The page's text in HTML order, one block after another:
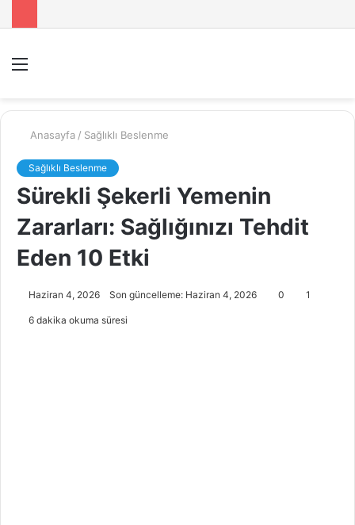
...
Anasayfa / Sağlıklı Beslenme
Sağlıklı Beslenme
Sürekli Şekerli Yemenin
Zararları: Sağlığınızı Tehdit
Eden 10 Etki
Haziran 4, 2026 Son güncelleme: Haziran 4, 2026 0 1
6 dakika okuma süresi